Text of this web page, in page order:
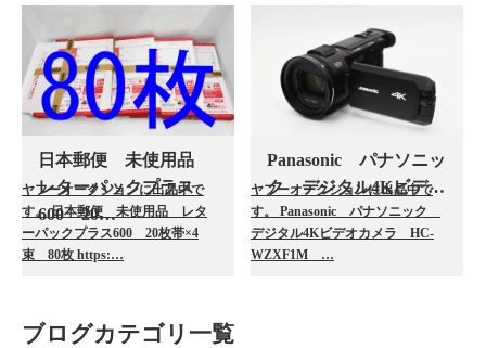
日本郵便 未使用品
レターパックプラス
600 20…
ヤフーオークションに出品中で
す。 日本郵便 未使用品 レタ
ーパックプラス600 20枚帯×4
束 80枚 https:…
Panasonic パナソニッ
ク デジタル4Kビデ…
ヤフーオークションに出品中で
す。 Panasonic パナソニック
デジタル4Kビデオカメラ HC-
WZXF1M …
ブログカテゴリ一覧